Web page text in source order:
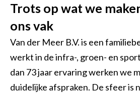
Trots op wat we
ons vak
Van der Meer B.V. is een
werkt in de infra-, groen- en
dan 73 jaar ervaring werken we
duidelijke afspraken. De sfeer is